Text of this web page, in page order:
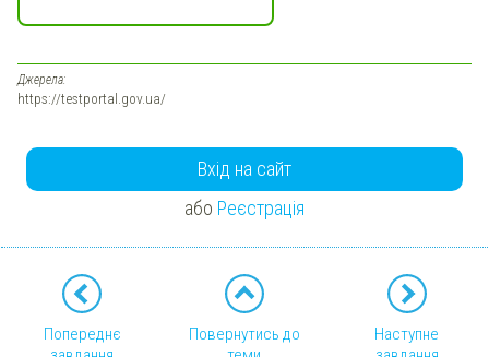
Джерела:
https://testportal.gov.ua/
Вхід на сайт
або Реєстрація
Попереднє
Повернутись до
Наступне